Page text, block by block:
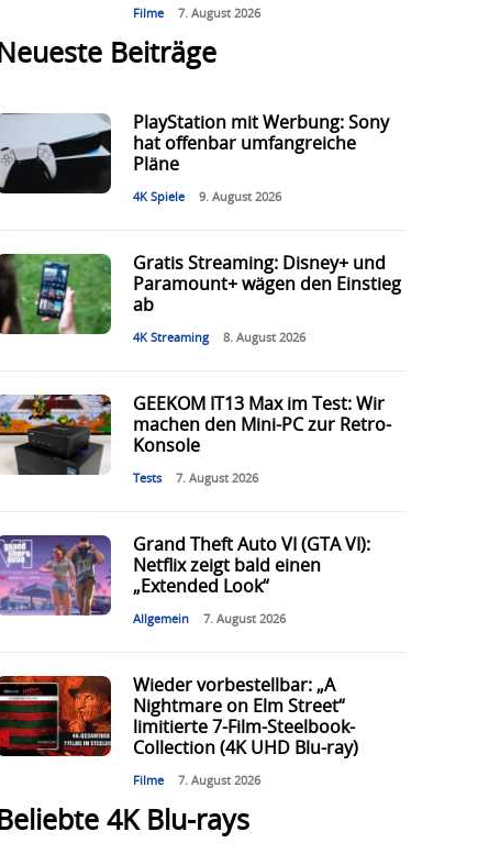
Filme 7. August 2026
Neueste Beiträge
PlayStation mit Werbung: Sony
hat offenbar umfangreiche
Pläne
4K Spiele 9. August 2026
Gratis Streaming: Disney+ und
Paramount+ wägen den Einstieg
ab
4K Streaming 8. August 2026
GEEKOM IT13 Max im Test: Wir
machen den Mini-PC zur Retro-
Konsole
Tests 7. August 2026
Grand Theft Auto VI (GTA VI):
Netflix zeigt bald einen
„Extended Look“
Allgemein 7. August 2026
Wieder vorbestellbar: „A
Nightmare on Elm Street“
limitierte 7-Film-Steelbook-
Collection (4K UHD Blu-ray)
Filme 7. August 2026
Beliebte 4K Blu-rays